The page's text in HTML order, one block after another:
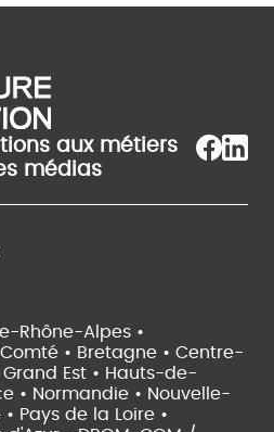
aux métiers
médias
Rhône-Alpes •
• Bretagne • Centre-
Grand Est • Hauts-de-
• Normandie • Nouvelle-
Pays de la Loire •